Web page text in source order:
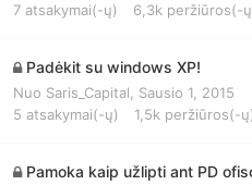
7 atsakymai(-ų) 6,3k peržiūros(-
Padėkit su windows XP!
Nuo Saris_Capital
Sausio 1, 2015
5 atsakymai(-ų) 1,5k peržiūros(-ų)
Pamoka kaip užlipti ant PD